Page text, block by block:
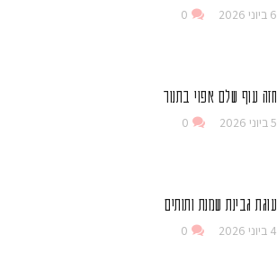
6 ביוני 2026 0
חזה עוף שלם אפוי בתנור
5 ביוני 2026 0
עוגת גבינת שמנת ותותים
4 ביוני 2026 0